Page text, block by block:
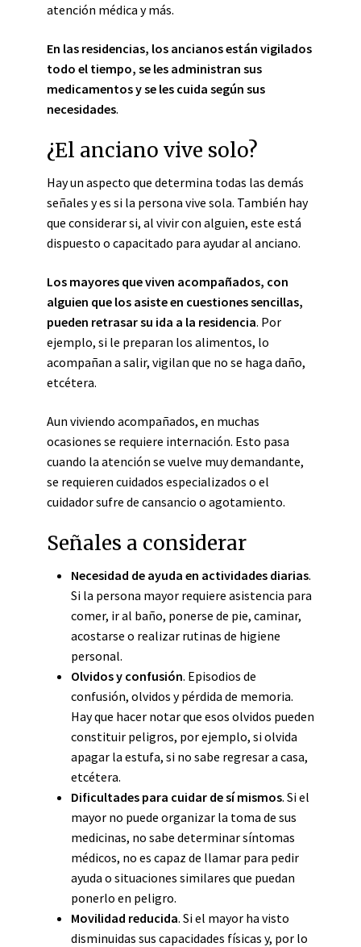
atención médica y más.
En las residencias, los ancianos están vigilados
todo el tiempo, se les administran sus
medicamentos y se les cuida según sus
necesidades.
¿El anciano vive solo?
Hay un aspecto que determina todas las demás
señales y es si la persona vive sola. También hay
que considerar si, al vivir con alguien, este está
dispuesto o capacitado para ayudar al anciano.
Los mayores que viven acompañados, con
alguien que los asiste en cuestiones sencillas,
pueden retrasar su ida a la residencia. Por
ejemplo, si le preparan los alimentos, lo
acompañan a salir, vigilan que no se haga daño,
etcétera.
Aun viviendo acompañados, en muchas
ocasiones se requiere internación. Esto pasa
cuando la atención se vuelve muy demandante,
se requieren cuidados especializados o el
cuidador sufre de cansancio o agotamiento.
Señales a considerar
Necesidad de ayuda en actividades diarias.
Si la persona mayor requiere asistencia para
comer, ir al baño, ponerse de pie, caminar,
acostarse o realizar rutinas de higiene
personal.
Olvidos y confusión. Episodios de
confusión, olvidos y pérdida de memoria.
Hay que hacer notar que esos olvidos pueden
constituir peligros, por ejemplo, si olvida
apagar la estufa, si no sabe regresar a casa,
etcétera.
Dificultades para cuidar de sí mismos. Si el
mayor no puede organizar la toma de sus
medicinas, no sabe determinar síntomas
médicos, no es capaz de llamar para pedir
ayuda o situaciones similares que puedan
ponerlo en peligro.
Movilidad reducida. Si el mayor ha visto
disminuidas sus capacidades físicas y, por lo